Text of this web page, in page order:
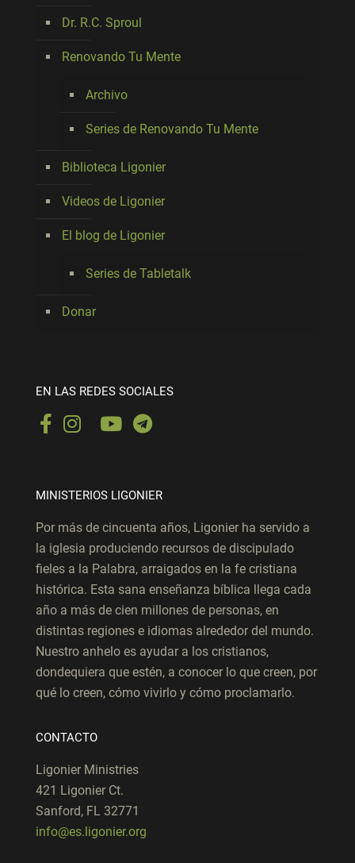
Dr. R.C. Sproul
Renovando Tu Mente
Archivo
Series de Renovando Tu Mente
Biblioteca Ligonier
Videos de Ligonier
El blog de Ligonier
Series de Tabletalk
Donar
EN LAS REDES SOCIALES
MINISTERIOS LIGONIER
Por más de cincuenta años, Ligonier ha servido a
la iglesia produciendo recursos de discipulado
fieles a la Palabra, arraigados en la fe cristiana
histórica. Esta sana enseñanza bíblica llega cada
año a más de cien millones de personas, en
distintas regiones e idiomas alrededor del mundo.
Nuestro anhelo es ayudar a los cristianos,
dondequiera que estén, a conocer lo que creen, por
qué lo creen, cómo vivirlo y cómo proclamarlo.
CONTACTO
Ligonier Ministries
421 Ligonier Ct.
Sanford, FL 32771
info@es.ligonier.org